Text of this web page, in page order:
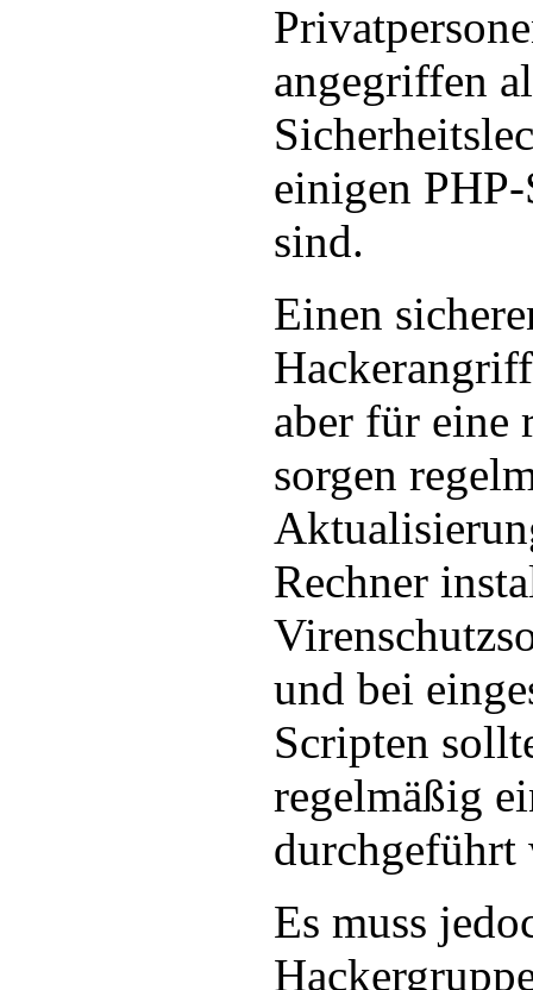
angegriffen
einigen
sind.
Einen
aber für eine
sorgen
Rechner
und bei
Scripten
regelmäßig
durchgeführt
Es muss